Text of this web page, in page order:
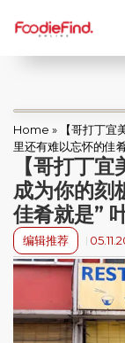
Home »
【哥打丁
里还有难以忘怀的佳
【哥打丁
成为你的刻
佳肴就是”
编辑推荐